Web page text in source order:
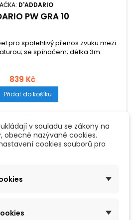
D'ADDARIO
PW GRA 10
pro spolehlivý přenos zvuku mezi
se spínačem; délka 3m.
839 Kč
Přidat do košíku
v souladu se zákony na
obecně nazývané cookies.
cookies souborů pro